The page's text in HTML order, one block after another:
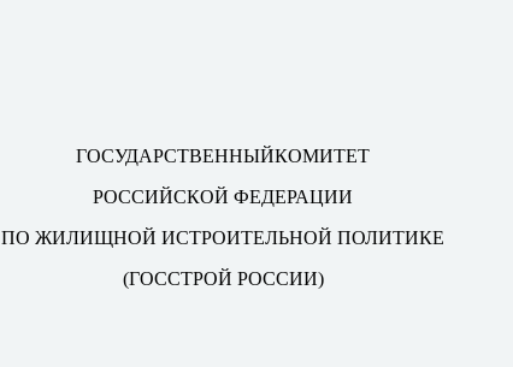
ГОСУДАРСТВЕННЫЙКОМИТЕТ
РОССИЙСКОЙ ФЕДЕРАЦИИ
ПО ЖИЛИЩНОЙ ИСТРОИТЕЛЬНОЙ ПОЛИТИКЕ
(ГОССТРОЙ РОССИИ)